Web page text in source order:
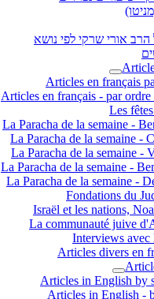
אורי שרקי לפי נושא
Articles en français
Les
La Paracha de la semaine -
La Paracha de la semaine -
La Paracha de la semaine -
La Paracha de la semaine -
La Paracha de la semaine -
Fondations du
Israël et les nations,
La communauté juive
Interviews avec
Articles divers en
Articles in English by
Articles in English -